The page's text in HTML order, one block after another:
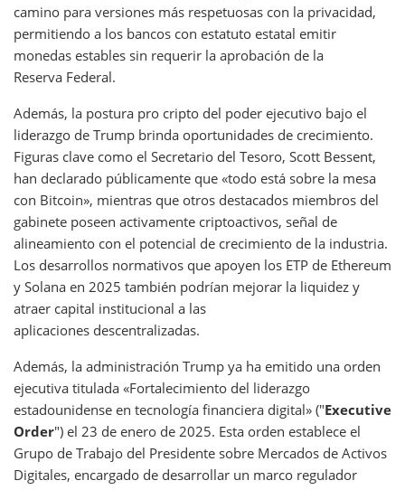
camino para versiones más respetuosas con la privacidad,
permitiendo a los bancos con estatuto estatal emitir
monedas estables sin requerir la aprobación de la
Reserva Federal.
Además, la postura pro cripto del poder ejecutivo bajo el
liderazgo de Trump brinda oportunidades de crecimiento.
Figuras clave como el Secretario del Tesoro, Scott Bessent,
han declarado públicamente que «todo está sobre la mesa
con Bitcoin», mientras que otros destacados miembros del
gabinete poseen activamente criptoactivos, señal de
alineamiento con el potencial de crecimiento de la industria.
Los desarrollos normativos que apoyen los ETP de Ethereum
y Solana en 2025 también podrían mejorar la liquidez y
atraer capital institucional a las
aplicaciones descentralizadas.
Además, la administración Trump ya ha emitido una orden
ejecutiva titulada «Fortalecimiento del liderazgo
estadounidense en tecnología financiera digital» ("Executive
Order") el 23 de enero de 2025. Esta orden establece el
Grupo de Trabajo del Presidente sobre Mercados de Activos
Digitales, encargado de desarrollar un marco regulador